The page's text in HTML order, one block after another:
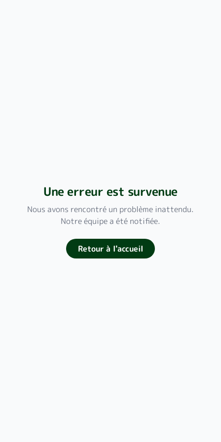
Une erreur est survenue
Nous avons rencontré un problème inattendu.
Notre équipe a été notifiée.
Retour à l'accueil